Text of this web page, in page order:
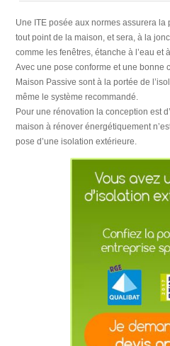
Une ITE posée aux normes assurera
tout point de la maison, et sera, à la
comme les fenêtres, étanche à l’eau et à
Avec une pose conforme et une bonne
Maison Passive sont à la portée de
même le système recommandé.
Pour une rénovation la conception est
maison à rénover énergétiquement
pose d’une isolation extérieure.